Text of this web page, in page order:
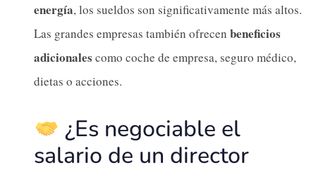
energía, los sueldos son significativamente más altos.
Las grandes empresas también ofrecen beneficios
adicionales como coche de empresa, seguro médico,
dietas o acciones.
¿Es negociable el
salario de un director